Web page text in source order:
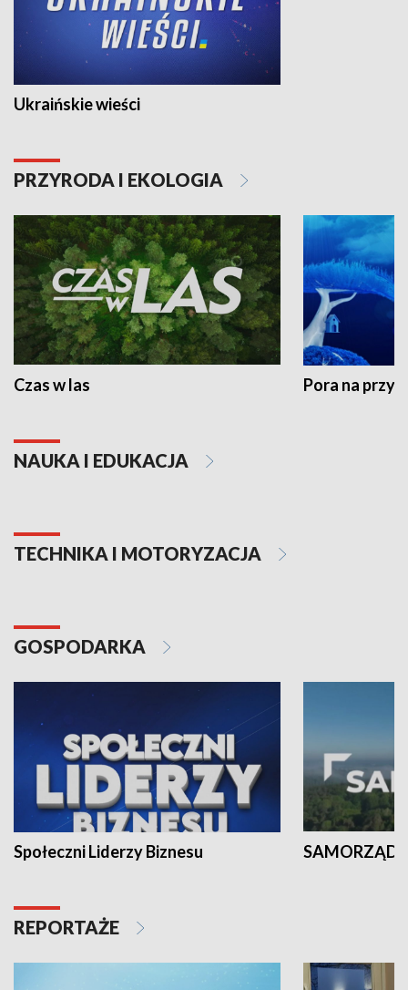
Ukraińskie wieści
PRZYRODA I EKOLOGIA
Czas w las Pora na
NAUKA I EDUKACJA
TECHNIKA I MOTORYZACJA
GOSPODARKA
Społeczni Liderzy Biznesu SAMORZĄD
REPORTAŻE